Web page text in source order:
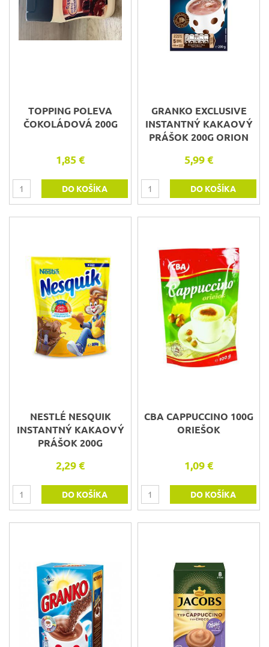
TOPPING POLEVA
ČOKOLÁDOVÁ 200G
1,85 €
DO KOŠÍKA
GRANKO EXCLUSIVE
INSTANTNÝ KAKAOVÝ
PRÁŠOK 200G ORION
5,99 €
DO KOŠÍKA
NESTLÉ NESQUIK
INSTANTNÝ KAKAOVÝ
PRÁŠOK 200G
2,29 €
DO KOŠÍKA
CBA CAPPUCCINO 100G
ORIEŠOK
1,09 €
DO KOŠÍKA